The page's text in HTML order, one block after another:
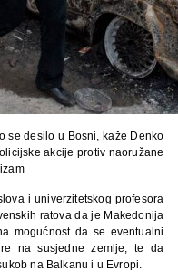
se desilo u Bosni, kaže Denko
akcije protiv naoružane
i univerzitetskog profesora
ratova da je Makedonija
mogućnost da se eventualni
na susjedne zemlje, te da
na Balkanu i u Evropi.